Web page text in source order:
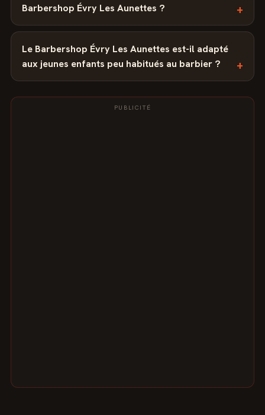
Barbershop Évry Les Aunettes ?
Le Barbershop Évry Les Aunettes est-il adapté
aux jeunes enfants peu habitués au barbier ?
PUBLICITÉ